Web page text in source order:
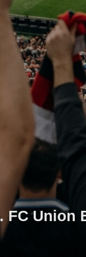
FC Union